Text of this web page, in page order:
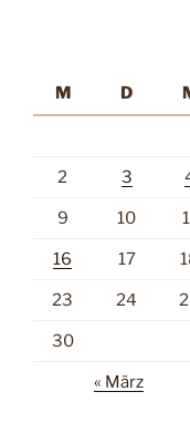
M
D
2 3
9 10
16 17
23 24
30
« März